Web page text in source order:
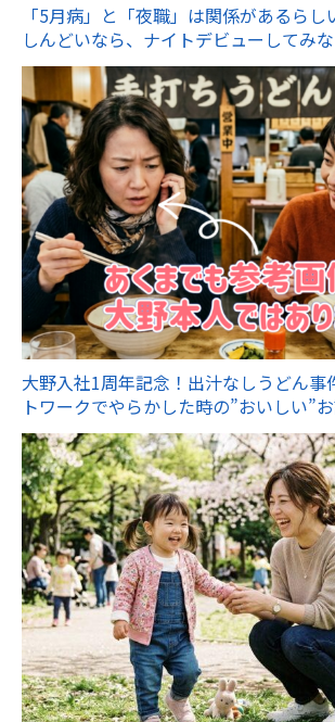
「5月病」と「夜職」は関係があるら
しんどいなら、ナイトデビューしてみ
大野入社1周年記念！出汁なしうどん事
トワークでやらかした時の”おいしい”